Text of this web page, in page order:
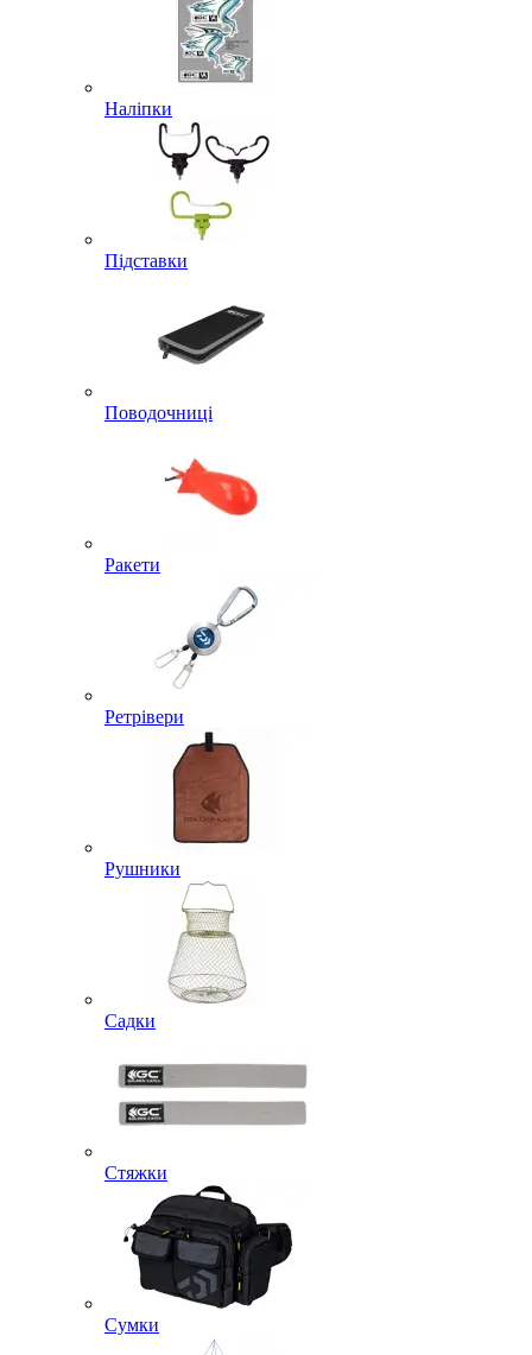
Наліпки
Підставки
Поводочниці
Ракети
Ретрівери
Рушники
Садки
Стяжки
Сумки